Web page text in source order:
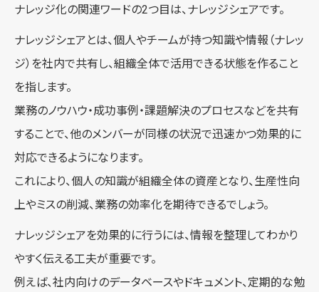
ナレッジ化の関連ワードの2つ目は、ナレッジシェアです。
ナレッジシェアとは、個人やチームが持つ知識や情報（ナレッ
ジ）を社内で共有し、組織全体で活用できる状態を作ること
を指します。
業務のノウハウ・成功事例・課題解決のプロセスなどを共有
することで、他のメンバーが同様の状況で迅速かつ効果的に
対応できるようになります。
これにより、個人の知識が組織全体の資産となり、生産性向
上やミスの削減、業務の効率化を期待できるでしょう。
ナレッジシェアを効果的に行うには、情報を整理してわかり
やすく伝える工夫が重要です。
例えば、社内向けのデータベースやドキュメント、定期的な勉